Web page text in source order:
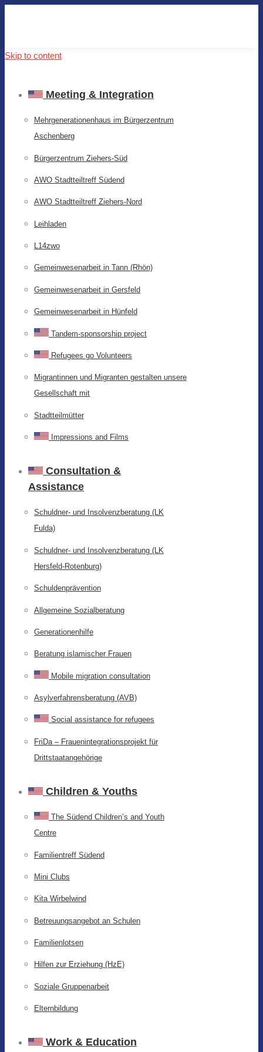
Skip to content
Meeting & Integration
Mehrgenerationenhaus im Bürgerzentrum
Aschenberg
Bürgerzentrum Ziehers-Süd
AWO Stadtteiltreff Südend
AWO Stadtteiltreff Ziehers-Nord
Leihladen
L14zwo
Gemeinwesenarbeit in Tann (Rhön)
Gemeinwesenarbeit in Gersfeld
Gemeinwesenarbeit in Hünfeld
Tandem-sponsorship project
Refugees go Volunteers
Migrantinnen und Migranten gestalten unsere
Gesellschaft mit
Stadtteilmütter
Impressions and Films
Consultation &
Assistance
Schuldner- und Insolvenzberatung (LK
Fulda)
Schuldner- und Insolvenzberatung (LK
Hersfeld-Rotenburg)
Schuldenprävention
Allgemeine Sozialberatung
Generationenhilfe
Beratung islamischer Frauen
Mobile migration consultation
Asylverfahrensberatung (AVB)
Social assistance for refugees
FriDa – Frauenintegrationsprojekt für
Drittstaatangehörige
Children & Youths
The Südend Children’s and Youth
Centre
Familientreff Südend
Mini Clubs
Kita Wirbelwind
Betreuungsangebot an Schulen
Familienlotsen
Hilfen zur Erziehung (HzE)
Soziale Gruppenarbeit
Elternbildung
Work & Education